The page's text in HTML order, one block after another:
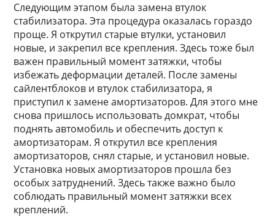
Следующим этапом была замена втулок
стабилизатора. Эта процедура оказалась гораздо
проще. Я открутил старые втулки, установил
новые, и закрепил все крепления. Здесь тоже был
важен правильный момент затяжки, чтобы
избежать деформации деталей. После замены
сайлентблоков и втулок стабилизатора, я
приступил к замене амортизаторов. Для этого мне
снова пришлось использовать домкрат, чтобы
поднять автомобиль и обеспечить доступ к
амортизаторам. Я открутил все крепления
амортизаторов, снял старые, и установил новые.
Установка новых амортизаторов прошла без
особых затруднений. Здесь также важно было
соблюдать правильный момент затяжки всех
креплений.